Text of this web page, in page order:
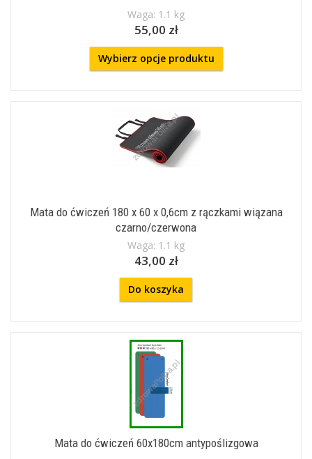
Waga: 1.1 kg
55,00 zł
Wybierz opcje produktu
Mata do ćwiczeń 180 x 60 x 0,6cm z rączkami wiązana
czarno/czerwona
Waga: 1.1 kg
43,00 zł
Do koszyka
Mata do ćwiczeń 60x180cm antypoślizgowa